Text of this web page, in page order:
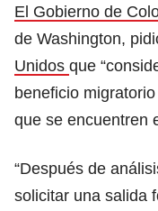
El Gobierno de
de Washington,
Unidos que
beneficio
que se encuentren
“Después de
solicitar una salida